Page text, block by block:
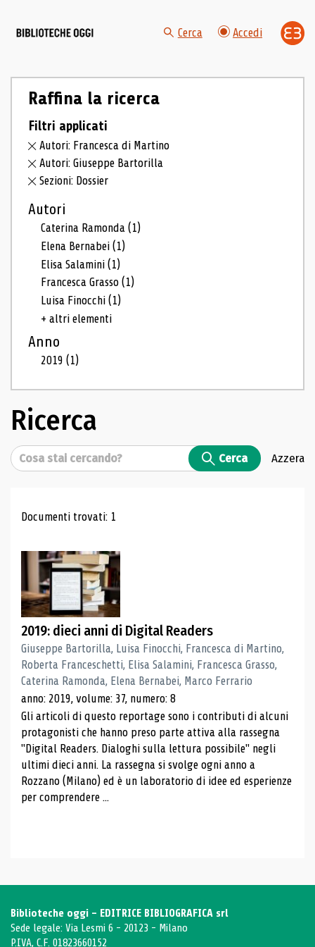
Cerca Accedi
Raffina la ricerca
Filtri applicati
Autori: Francesca di Martino
Autori: Giuseppe Bartorilla
Sezioni: Dossier
Autori
Caterina Ramonda(1)
Elena Bernabei(1)
Elisa Salamini(1)
Francesca Grasso(1)
Luisa Finocchi(1)
+ altri elementi
Anno
2019(1)
Ricerca
Cerca Cerca Azzera
Risultati di ricerca
Documenti trovati: 1
2019: dieci anni di Digital Readers
Giuseppe Bartorilla, Luisa Finocchi, Francesca di Martino,
Roberta Franceschetti, Elisa Salamini, Francesca Grasso,
Caterina Ramonda, Elena Bernabei, Marco Ferrario
anno: 2019, volume: 37, numero: 8
Gli articoli di questo reportage sono i contributi di alcuni
protagonisti che hanno preso parte attiva alla rassegna
"Digital Readers. Dialoghi sulla lettura possibile" negli
ultimi dieci anni. La rassegna si svolge ogni anno a
Rozzano (Milano) ed è un laboratorio di idee ed esperienze
per comprendere ...
Biblioteche oggi - EDITRICE BIBLIOGRAFICA srl
Sede legale: Via Lesmi 6 - 20123 - Milano
P.IVA, C.F. 01823660152